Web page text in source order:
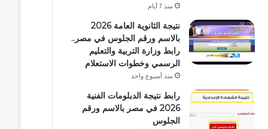
منذ 7 أيام
نتيجة الثانوية العامة 2026
بالاسم ورقم الجلوس في مصر..
رابط وزارة التربية والتعليم
الرسمي وخطوات الاستعلام
منذ أسبوع واحد
رابط نتيجة الدبلومات الفنية
2026 في مصر بالاسم ورقم
الجلوس